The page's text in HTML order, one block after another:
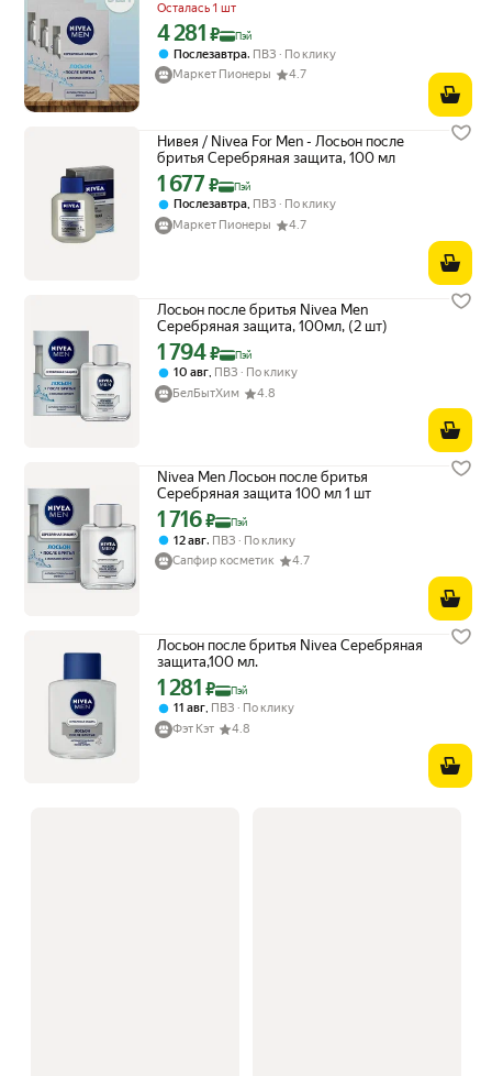
Осталась 1 шт
Цена с картой Яндекс Пэй 4281 ₽ вместо
4 281 ₽ Пэй
Послезавтра, ПВЗ
По клику
Маркет Пионеры
4.7
Нивея / Nivea For Men - Лосьон после
бритья Серебряная защита, 100 мл
Цена с картой Яндекс Пэй 1677 ₽ вместо
1 677₽ Пэй
Послезавтра, ПВЗ
По клику
Маркет Пионеры
4.7
Лосьон после бритья Nivea Men
Серебряная защита, 100мл, (2 шт)
Цена с картой Яндекс Пэй 1794 ₽ вместо
1 794₽ Пэй
10 авг ПВЗ
По клику
БелБытХим
4.8
Nivea Men Лосьон после бритья
Серебряная защита 100 мл 1 шт
Цена с картой Яндекс Пэй 1716 ₽ вместо
1 716₽ Пэй
12 авг, ПВЗ
По клику
Сапфир косметик
4.7
Лосьон после бритья Nivea Cеребряная
защита,100 мл.
Цена с картой Яндекс Пэй 1281 ₽ вместо
1 281 ₽ Пэй
11 авг, ПВЗ
По клику
Фэт Кэт
4.8